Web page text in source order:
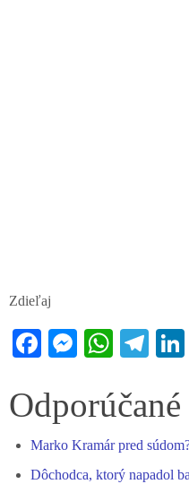
Zdieľaj
Fa
bo
ok
M
se
er
W
ts
pp
Te
gr
m
Marko Kramár pred
Dôchodca, ktorý napadol